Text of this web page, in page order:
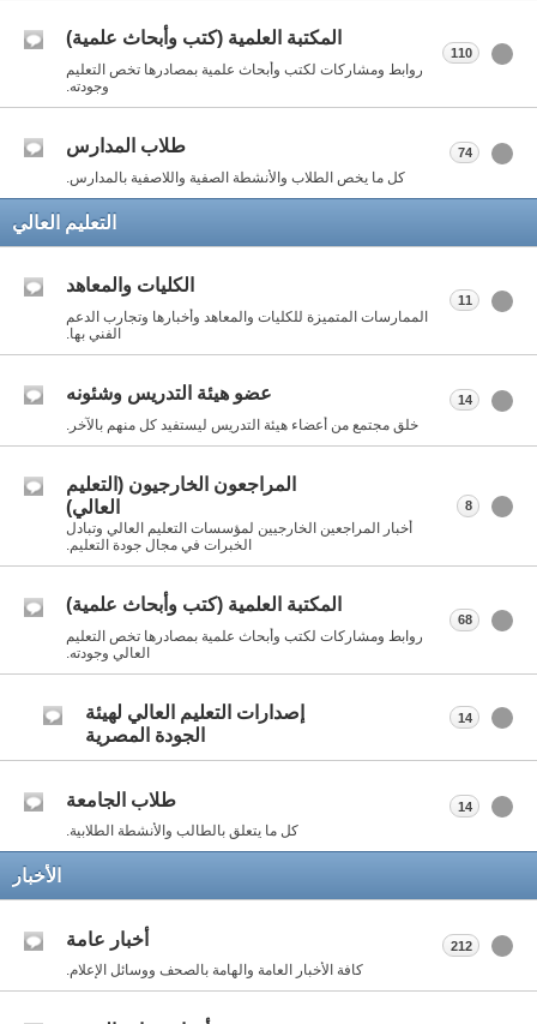
المكتبة العلمية (كتب وأبحاث علمية)
روابط ومشاركات لكتب وأبحاث علمية بمصادرها تخص التعليم
وجودته.
110
طلاب المدارس
كل ما يخص الطلاب والأنشطة الصفية واللاصفية بالمدارس.
74
التعليم العالي
الكليات والمعاهد
الممارسات المتميزة للكليات والمعاهد وأخبارها وتجارب الدعم
الفني بها.
11
عضو هيئة التدريس وشئونه
خلق مجتمع من أعضاء هيئة التدريس ليستفيد كل منهم بالآخر.
14
المراجعون الخارجيون (التعليم
العالي)
أخبار المراجعين الخارجيين لمؤسسات التعليم العالي وتبادل
الخبرات في مجال جودة التعليم.
8
المكتبة العلمية (كتب وأبحاث علمية)
روابط ومشاركات لكتب وأبحاث علمية بمصادرها تخص التعليم
العالي وجودته.
68
إصدارات التعليم العالي لهيئة
الجودة المصرية
14
طلاب الجامعة
كل ما يتعلق بالطالب والأنشطة الطلابية.
14
الأخبار
أخبار عامة
كافة الأخبار العامة والهامة بالصحف ووسائل الإعلام.
212